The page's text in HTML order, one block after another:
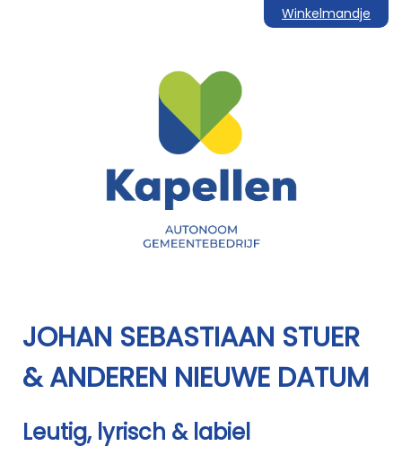
Winkelmandje
JOHAN SEBASTIAAN STUER
& ANDEREN NIEUWE DATUM
Leutig, lyrisch & labiel